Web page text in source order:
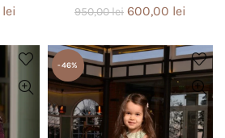
lei.
lei
este:
900,00 lei.
950,00lei Prețul
a
fost:
950,00 lei.
600,00 lei
este:
-46%